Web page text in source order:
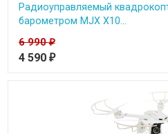
Радиоуправляемый
барометром MJX X10...
6 990₽
4 590 ₽